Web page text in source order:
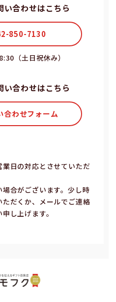
い合わせはこちら
850-7130
（⼟⽇祝休み）
い合わせはこちら
合わせフォーム
⽇の対応とさせていただ
合がございます。少し時
だくか、メールでご連絡
し上げます。